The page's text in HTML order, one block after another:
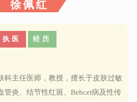
徐佩红
执医 经历
主任医师，教授，擅长于皮肤过敏
管炎、结节性红斑、Behcet病及性传